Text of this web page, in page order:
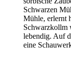
Schwarzen
Mühle, erlernt
Schwarzkollm
lebendig. Auf
eine